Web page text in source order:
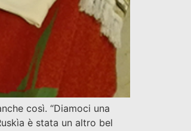
così. “Diamoci una
è stata un altro bel